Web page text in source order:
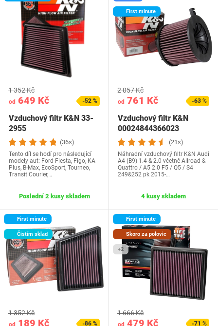
od 649 Kč
1 352 Kč
-52 %
Vzduchový filtr K&N 33-
2955
(36×)
Tento díl se hodí pro následující
modely aut: Ford Fiesta, Figo, KA
Plus, B-Max, EcoSport, Tourneo,
Transit Courier,…
Poslední 2 kusy skladem
First minute
od 761 Kč
2 057 Kč
-63 %
Vzduchový filtr K&N
00024844366023
(21×)
Náhradní vzduchový filtr K&N Audi
A4 (B9) 1.4 & 2.0 včetně Allroad &
Quattro / A5 2.0 F5 / Q5 / S4
249&252 pk 2015-…
4 kusy skladem
First minute
Čistím sklad
od 189 Kč
1 352 Kč
-86 %
First minute
Skoro za polovic
+2
od 479 Kč
1 666 Kč
-71 %